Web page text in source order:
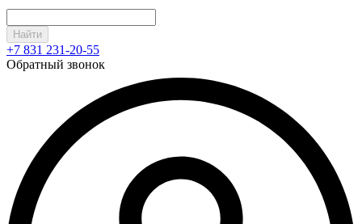
Найти
+7 831 231-20-55
Обратный звонок